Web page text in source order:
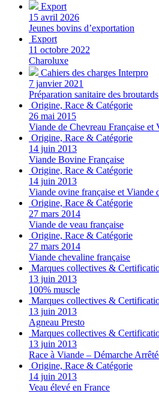
Export
15 avril 2026
Jeunes bovins d’exportation
Export
11 octobre 2022
Charoluxe
Cahiers des charges Interpro
7 janvier 2021
Préparation sanitaire des broutards
Origine, Race & Catégorie
26 mai 2015
Viande de Chevreau Française et
Origine, Race & Catégorie
14 juin 2013
Viande Bovine Française
Origine, Race & Catégorie
14 juin 2013
Viande ovine française et Viande
Origine, Race & Catégorie
27 mars 2014
Viande de veau française
Origine, Race & Catégorie
27 mars 2014
Viande chevaline française
Marques collectives &
13 juin 2013
100% muscle
Marques collectives &
13 juin 2013
Agneau Presto
Marques collectives &
13 juin 2013
Race à Viande – Démarche
Origine, Race & Catégorie
14 juin 2013
Veau élevé en France